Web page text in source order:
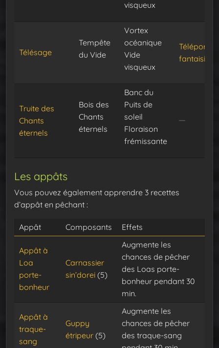
visqueux
Télésage
Tempête
du Vide
Vortex
océanique
Vide
visqueux
fantaisiste
Truite des
Chants
éternels
Bois des
Chants
éternels
Banc du
Puits de
soleil
Floraison
frémissante
Les appâts
Vous pouvez également apprendre 3 recettes
d’appât en pêchant :
Appât Composants Effets
Appât à
Loa
porte-
bonheur
Carnassier
sin’dorei (5)
Augmente les
chances de pêcher
des Loas porte-
bonheur pendant 30
min.
Appât à
traque-
sang
Guppy
étripeur (5)
Augmente les
chances de pêcher
des traque-sang